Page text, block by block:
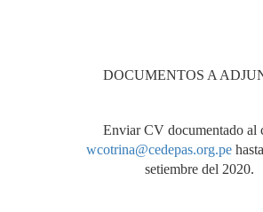
DOCUMENTOS A
Enviar CV documentado al
wcotrina@cedepas.org.pe
setiembre del 2020.